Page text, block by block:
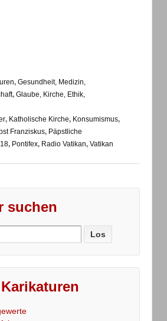
, Gesundheit, Medizin,
, Glaube, Kirche, Ethik,
, Katholische Kirche, Konsumismus,
Franziskus, Päpstliche
, Pontifex, Radio Vatikan, Vatikan
suchen